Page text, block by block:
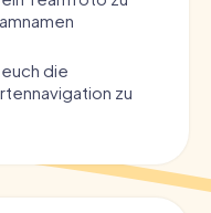
die
zu